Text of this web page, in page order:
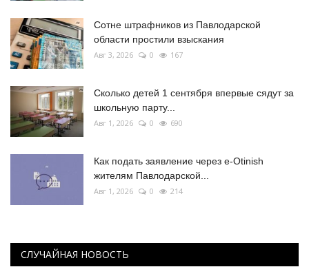
Сотне штрафников из Павлодарской
области простили взыскания
Авг 3, 2026 0 167
Сколько детей 1 сентября впервые сядут за
школьную парту...
Авг 1, 2026 0 690
Как подать заявление через e-Otinish
жителям Павлодарской...
Авг 1, 2026 0 214
СЛУЧАЙНАЯ НОВОСТЬ